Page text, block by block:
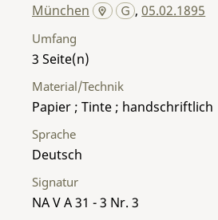
München ,05.02.1895
Umfang
3
Material/Technik
Papier ; Tinte ; handschriftlich
Sprache
Deutsch
Signatur
NA V A 31 - 3 Nr. 3